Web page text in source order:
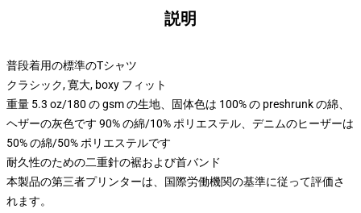
説明
普段着用の標準のTシャツ
クラシック, 寛大, boxy フィット
重量 5.3 oz/180 の gsm の生地、固体色は 100% の preshrunk の綿、
ヘザーの灰色です 90% の綿/10% ポリエステル、デニムのヒーザーは
50% の綿/50% ポリエステルです
耐久性のための二重針の裾および首バンド
本製品の第三者プリンターは、国際労働機関の基準に従って評価さ
れます。